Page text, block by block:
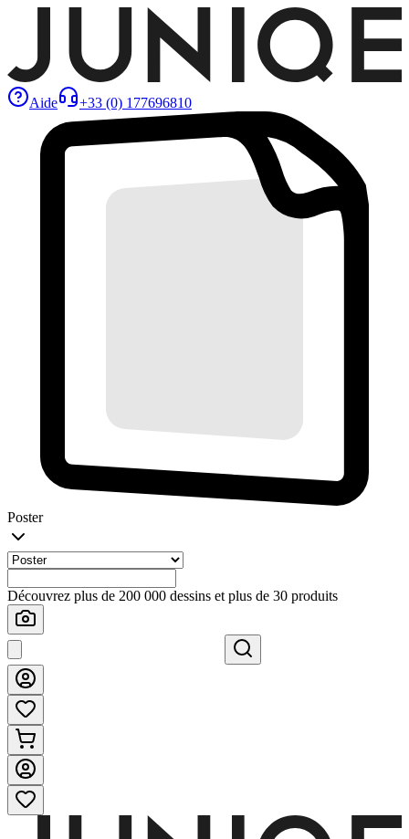
Aide +33 (0) 177696810
Poster
Découvrez plus de 200 000 dessins et plus de 30 produits